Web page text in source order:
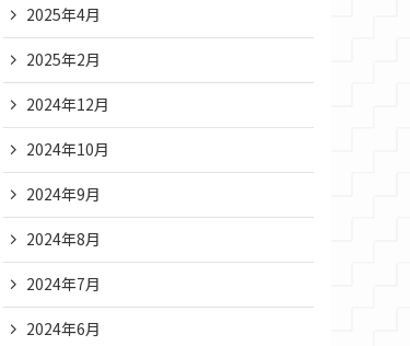
2025年4月
2025年2月
2024年12月
2024年10月
2024年9月
2024年8月
2024年7月
2024年6月